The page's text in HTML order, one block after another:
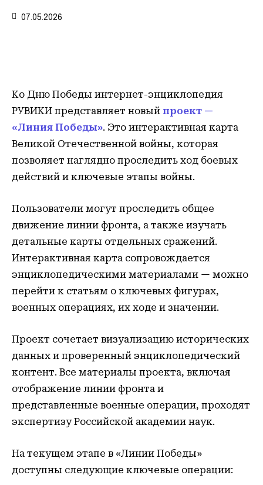
07.05.2026
Ко Дню Победы интернет-энциклопедия
РУВИКИ представляет новый проект —
«Линия Победы». Это интерактивная карта
Великой Отечественной войны, которая
позволяет наглядно проследить ход боевых
действий и ключевые этапы войны.
Пользователи могут проследить общее
движение линии фронта, а также изучать
детальные карты отдельных сражений.
Интерактивная карта сопровождается
энциклопедическими материалами — можно
перейти к статьям о ключевых фигурах,
военных операциях, их ходе и значении.
Проект сочетает визуализацию исторических
данных и проверенный энциклопедический
контент. Все материалы проекта, включая
отображение линии фронта и
представленные военные операции, проходят
экспертизу Российской академии наук.
На текущем этапе в «Линии Победы»
доступны следующие ключевые операции: